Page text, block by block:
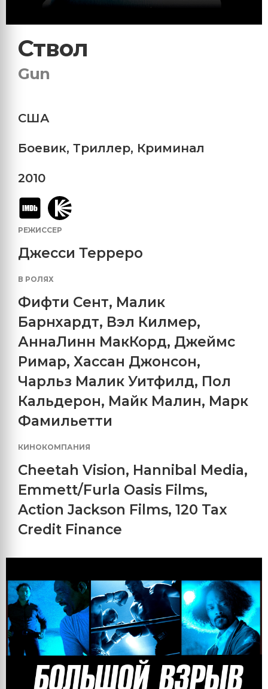
Ствол
Gun
США
Боевик, Триллер, Криминал
2010
РЕЖИССЕР
Джесси Терреро
В РОЛЯХ
Фифти Сент, Малик
Барнхардт, Вэл Килмер,
АннаЛинн МакКорд, Джеймс
Римар, Хассан Джонсон,
Чарльз Малик Уитфилд, Пол
Кальдерон, Майк Малин, Марк
Фамильетти
КИНОКОМПАНИЯ
Cheetah Vision, Hannibal Media,
Emmett/Furla Oasis Films,
Action Jackson Films, 120 Tax
Credit Finance